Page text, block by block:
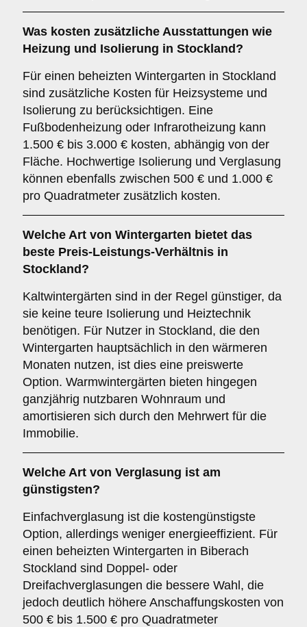
Was kosten zusätzliche Ausstattungen wie
Heizung und Isolierung in Stockland?
Für einen beheizten Wintergarten in Stockland
sind zusätzliche Kosten für Heizsysteme und
Isolierung zu berücksichtigen. Eine
Fußbodenheizung oder Infrarotheizung kann
1.500 € bis 3.000 € kosten, abhängig von der
Fläche. Hochwertige Isolierung und Verglasung
können ebenfalls zwischen 500 € und 1.000 €
pro Quadratmeter zusätzlich kosten.
Welche Art von Wintergarten bietet das
beste Preis-Leistungs-Verhältnis in
Stockland?
Kaltwintergärten sind in der Regel günstiger, da
sie keine teure Isolierung und Heiztechnik
benötigen. Für Nutzer in Stockland, die den
Wintergarten hauptsächlich in den wärmeren
Monaten nutzen, ist dies eine preiswerte
Option. Warmwintergärten bieten hingegen
ganzjährig nutzbaren Wohnraum und
amortisieren sich durch den Mehrwert für die
Immobilie.
Welche Art von Verglasung ist am
günstigsten?
Einfachverglasung ist die kostengünstigste
Option, allerdings weniger energieeffizient. Für
einen beheizten Wintergarten in Biberach
Stockland sind Doppel- oder
Dreifachverglasungen die bessere Wahl, die
jedoch deutlich höhere Anschaffungskosten von
500 € bis 1.500 € pro Quadratmeter